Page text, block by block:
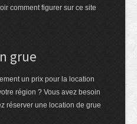
comment figurer sur ce site
grue
un prix pour la location
région ? Vous avez besoin
réserver une location de grue